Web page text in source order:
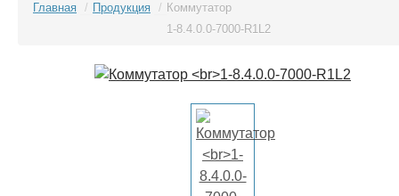
Главная / Продукция / Коммутатор
1-8.4.0.0-7000-R1L2